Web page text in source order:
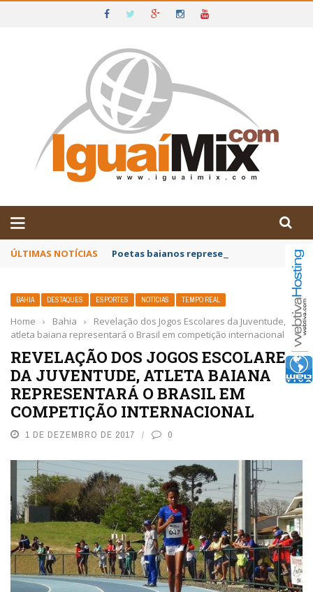
IGUAÍ E SUDOESTE DA BAHIA
ÚLTIMAS NOTÍCIAS Poetas baianos representam o Brasil no
BAHIA DESTAQUES ESPORTES NOTÍCIAS TEMPO REAL
Home › Bahia ›
Revelação dos Jogos Escolares da Juventude,
atleta baiana representará o Brasil em competição internacional
REVELAÇÃO DOS JOGOS ESCOLARES
DA JUVENTUDE, ATLETA BAIANA
REPRESENTARÁ O BRASIL EM
COMPETIÇÃO INTERNACIONAL
1 DE DEZEMBRO DE 2017 0